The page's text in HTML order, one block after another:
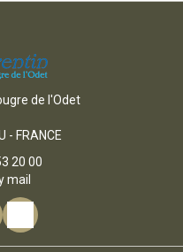
de l'Odet
- FRANCE
20 00
mail